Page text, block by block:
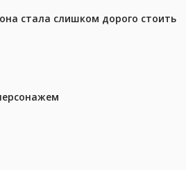
стала слишком дорого стоить